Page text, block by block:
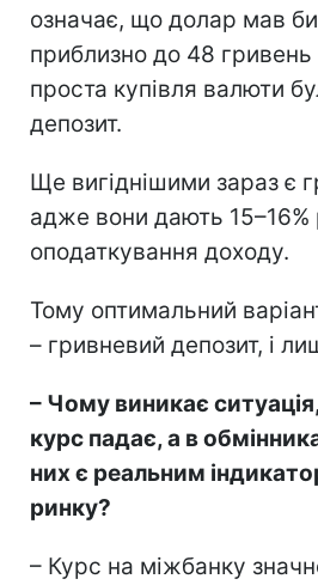
означає, що долар мав
приблизно до 48 гривень
проста купівля валюти
депозит.
Ще вигіднішими зараз є
адже вони дають 15–16%
оподаткування доходу.
Тому оптимальний
– гривневий депозит, і
– Чому виникає
курс падає, а в
них є реальним
ринку?
– Курс на міжбанку